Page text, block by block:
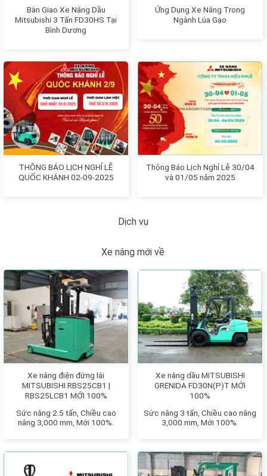
Bàn Giao Xe Nâng Dầu
Mitsubishi 3 Tấn FD30HS Tại
Bình Dương
Ứng Dụng Xe Nâng Trong
Ngành Lúa Gạo
THÔNG BÁO LỊCH NGHỈ LỄ
QUỐC KHÁNH 02-09-2025
Thông Báo Lịch Nghỉ Lễ 30/04
và 01/05 năm 2025
Dịch vụ
Xe nâng mới về
Xe nâng điện đứng lái
MITSUBISHI RBS25CB1 |
RBS25LCB1 MỚI 100%
Sức nâng 2.5 tấn, Chiều cao
nâng 3,000 mm, Mới 100%.
Xe nâng dầu MITSUBISHI
GRENIDA FD30N(P)T MỚI
100%
Sức nâng 3 tấn, Chiều cao nâng
3,000 mm, Mới 100%.